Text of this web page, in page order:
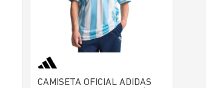
CAMISETA OFICIAL ADIDAS